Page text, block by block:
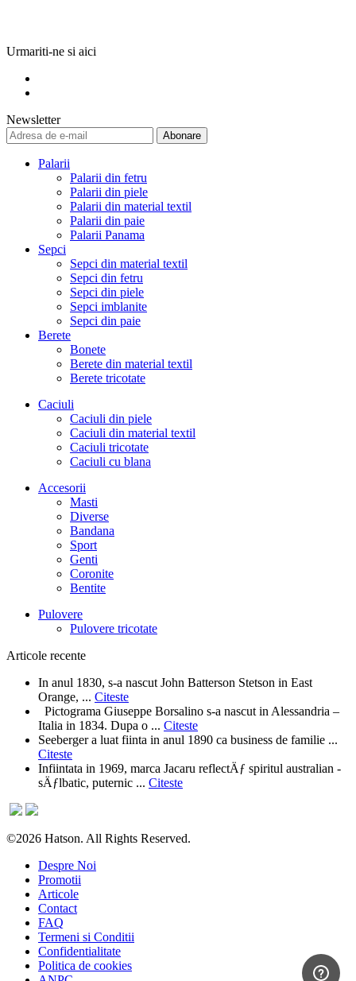
Urmariti-ne si aici
Newsletter
Abonare
Palarii
Palarii din fetru
Palarii din piele
Palarii din material textil
Palarii din paie
Palarii Panama
Sepci
Sepci din material textil
Sepci din fetru
Sepci din piele
Sepci imblanite
Sepci din paie
Berete
Bonete
Berete din material textil
Berete tricotate
Caciuli
Caciuli din piele
Caciuli din material textil
Caciuli tricotate
Caciuli cu blana
Accesorii
Masti
Diverse
Bandana
Sport
Genti
Coronite
Bentite
Pulovere
Pulovere tricotate
Articole recente
In anul 1830, s-a nascut John Batterson Stetson in East
Orange, ... Citeste
Pictograma Giuseppe Borsalino s-a nascut in Alessandria –
Italia in 1834. Dupa o ... Citeste
Seeberger a luat fiinta in anul 1890 ca business de familie ...
Citeste
Infiintata in 1969, marca Jacaru reflectÄƒ spiritul australian -
sÄƒlbatic, puternic ... Citeste
©2026 Hatson. All Rights Reserved.
Despre Noi
Promotii
Articole
Contact
FAQ
Termeni si Conditii
Confidentialitate
Politica de cookies